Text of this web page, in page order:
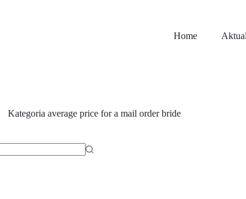
Home
Kategoria average price for a mail order bride